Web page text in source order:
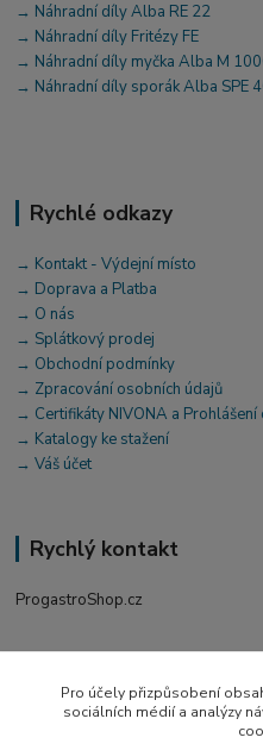
→ Náhradní díly Alba RE 22
→ Náhradní díly Fritézy FE
→ Náhradní díly myčka Alba M
→ Náhradní díly sporák Alba SPE
Rychlé odkazy
→ Kontakt - Výdejní místo
→ Doprava a Platba
→ O nás
→ Splátkový prodej
→ Obchodní podmínky
→ Zpracování osobních údajů
→ Certifikáty NIVONA a Prohlášení
→ Katalogy ke stažení
→ Váš účet
Rychlý kontakt
ProgastroShop.cz
+420 519 411 299
Po-Pá 7-16 hod
Pro účely přizpůsobení
sociálních médií a analýzy